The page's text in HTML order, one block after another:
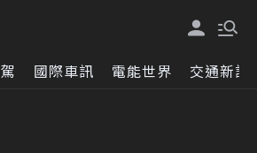
國際車訊 電能世界 交通新訊